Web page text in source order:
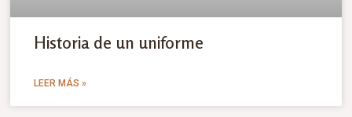
Historia de un uniforme
LEER MÁS »